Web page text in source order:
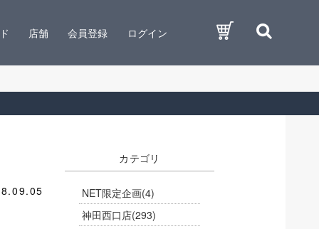
店舗 会員登録 ログイン
カテゴリ
NET限定企画(4)
神田西口店(293)